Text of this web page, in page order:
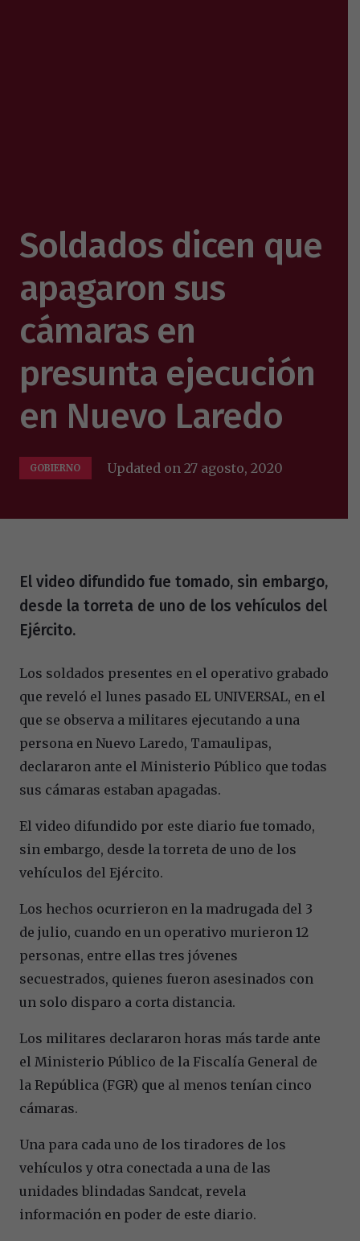
Soldados dicen que
apagaron sus
cámaras en
presunta ejecución
en Nuevo Laredo
GOBIERNO Updated on27 agosto, 2020
El video difundido fue tomado, sin embargo,
desde la torreta de uno de los vehículos del
Ejército.
Los soldados presentes en el operativo grabado
que reveló el lunes pasado EL UNIVERSAL, en el
que se observa a militares ejecutando a una
persona en Nuevo Laredo, Tamaulipas,
declararon ante el Ministerio Público que todas
sus cámaras estaban apagadas.
El video difundido por este diario fue tomado,
sin embargo, desde la torreta de uno de los
vehículos del Ejército.
Los hechos ocurrieron en la madrugada del 3
de julio, cuando en un operativo murieron 12
personas, entre ellas tres jóvenes
secuestrados, quienes fueron asesinados con
un solo disparo a corta distancia.
Los militares declararon horas más tarde ante
el Ministerio Público de la Fiscalía General de
la República (FGR) que al menos tenían cinco
cámaras.
Una para cada uno de los tiradores de los
vehículos y otra conectada a una de las
unidades blindadas Sandcat, revela
información en poder de este diario.